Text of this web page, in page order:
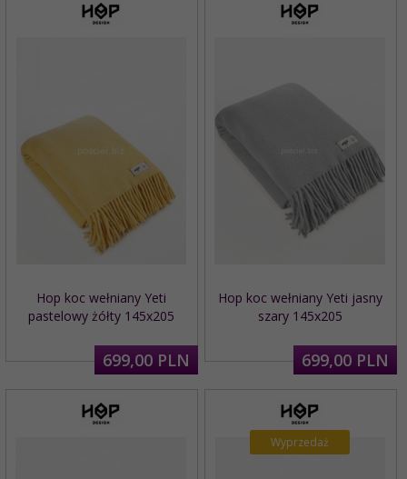
Hop koc wełniany Yeti
pastelowy żółty 145x205
699,00 PLN
Hop koc wełniany Yeti jasny
szary 145x205
699,00 PLN
Wyprzedaż